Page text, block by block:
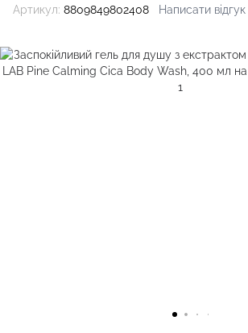
Артикул: 8809849802408 Написати відгук